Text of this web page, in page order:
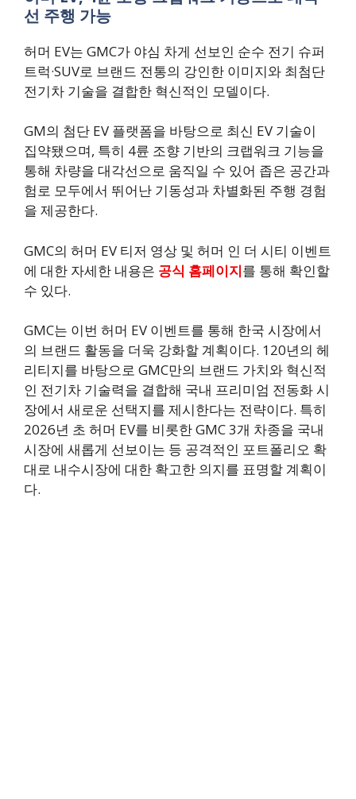
선 주행 가능
허머 EV는 GMC가 야심 차게 선보인 순수 전기 슈퍼
트럭·SUV로 브랜드 전통의 강인한 이미지와 최첨단
전기차 기술을 결합한 혁신적인 모델이다.
GM의 첨단 EV 플랫폼을 바탕으로 최신 EV 기술이
집약됐으며, 특히 4륜 조향 기반의 크랩워크 기능을
통해 차량을 대각선으로 움직일 수 있어 좁은 공간과
험로 모두에서 뛰어난 기동성과 차별화된 주행 경험
을 제공한다.
GMC의 허머 EV 티저 영상 및 허머 인 더 시티 이벤트
에 대한 자세한 내용은 공식 홈페이지를 통해 확인할
수 있다.
GMC는 이번 허머 EV 이벤트를 통해 한국 시장에서
의 브랜드 활동을 더욱 강화할 계획이다. 120년의 헤
리티지를 바탕으로 GMC만의 브랜드 가치와 혁신적
인 전기차 기술력을 결합해 국내 프리미엄 전동화 시
장에서 새로운 선택지를 제시한다는 전략이다. 특히
2026년 초 허머 EV를 비롯한 GMC 3개 차종을 국내
시장에 새롭게 선보이는 등 공격적인 포트폴리오 확
대로 내수시장에 대한 확고한 의지를 표명할 계획이
다.